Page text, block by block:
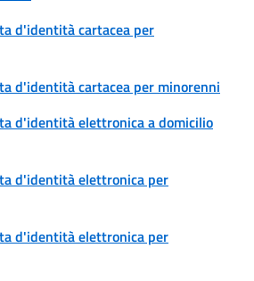
d'identità cartacea per
d'identità cartacea per minorenni
d'identità elettronica a domicilio
d'identità elettronica per
d'identità elettronica per